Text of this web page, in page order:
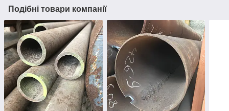
Подібні товари компанії